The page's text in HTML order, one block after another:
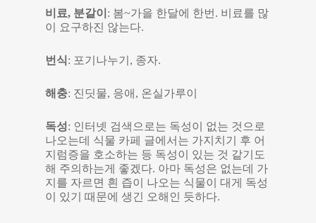
비료, 분갈이 : 봄~가을 한달에 한번. 비료를 많
이 요구하진 않는다.
번식: 포기나누기, 종자.
해충: 진딧물, 응애, 온실가루이
독성: 인터넷 검색으로는 독성이 없는 것으로
나오는데 식물 카페 글에서는 가지치기 후 어
지럼증을 호소하는 등 독성이 있는 것 같기도
해 주의하는게 좋겠다. 아마 독성은 없는데 가
지를 자르면 흰 즙이 나오는 식물이 대게 독성
이 있기 때문에 생긴 오해인 듯하다.